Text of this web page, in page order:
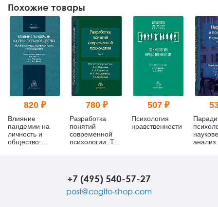
Похожие товары
820 ₽
Влияние
пандемии на
личность и
общество:
780 ₽
Разработка
понятий
современной
психологии. Том
507 ₽
Психология
нравственности
анализ
+7 (495) 540-57-27
post@cogito-shop.com